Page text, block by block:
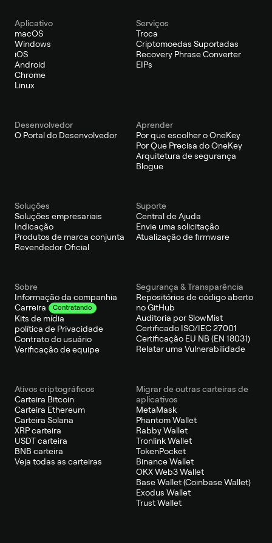
Aplicativo
macOS
Windows
iOS
Android
Chrome
Linux
Serviços
Troca
Criptomoedas Suportadas
Recovery Phrase Converter
EIPs
Desenvolvedor
O Portal do Desenvolvedor
Aprender
Por que escolher o OneKey
Por Que Precisa do OneKey
Arquitetura de segurança
Blogue
Soluções
Soluções empresariais
Indicação
Produtos de marca conjunta
Revendedor Oficial
Suporte
Central de Ajuda
Envie uma solicitação
Atualização de firmware
Sobre
Informação da companhia
Carreira
Contratando
Kits de mídia
política de Privacidade
Contrato do usuário
Verificação de equipe
Segurança & Transparência
Repositórios de código aberto
no GitHub
Auditoria por SlowMist
Certificado ISO/IEC 27001
Certificação EU NB (EN 18031)
Relatar uma Vulnerabilidade
Ativos criptográficos
Carteira Bitcoin
Carteira Ethereum
Carteira Solana
XRP carteira
USDT carteira
BNB carteira
Veja todas as carteiras
Migrar de outras carteiras de
aplicativos
MetaMask
Phantom Wallet
Rabby Wallet
Tronlink Wallet
TokenPocket
Binance Wallet
OKX Web3 Wallet
Base Wallet (Coinbase Wallet)
Exodus Wallet
Trust Wallet